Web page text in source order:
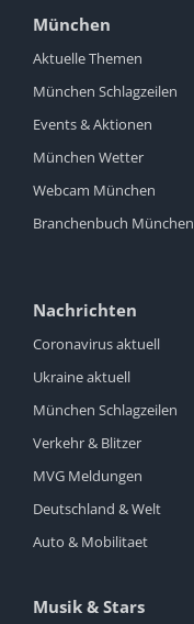
München
Aktuelle Themen
München Schlagzeilen
Events & Aktionen
München Wetter
Webcam München
Branchenbuch München
Nachrichten
Coronavirus aktuell
Ukraine aktuell
München Schlagzeilen
Verkehr & Blitzer
MVG Meldungen
Deutschland & Welt
Auto & Mobilitaet
Musik & Stars